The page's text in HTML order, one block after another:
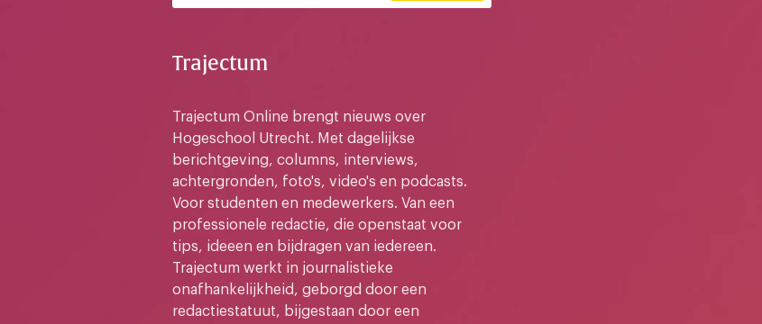
Trajectum
Trajectum Online brengt nieuws over
Hogeschool Utrecht. Met dagelijkse
berichtgeving, columns, interviews,
achtergronden, foto's, video's en podcasts.
Voor studenten en medewerkers. Van een
professionele redactie, die openstaat voor
tips, ideeen en bijdragen van iedereen.
Trajectum werkt in journalistieke
onafhankelijkheid, geborgd door een
redactiestatuut, bijgestaan door een